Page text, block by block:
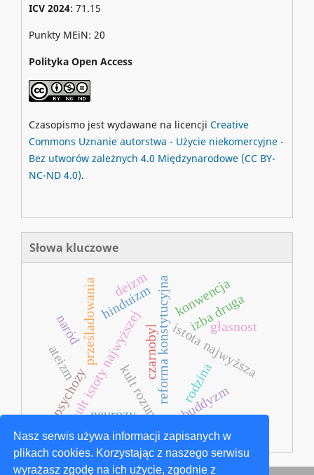
Nasz serwis używa informacji zapisanych w
plikach cookies. Korzystając z naszego serwisu
wyrażasz zgodę na ich użycie, zgodnie z
ICV 2024: 71.15
Punkty MEiN: 20
Polityka Open Access
Czasopismo jest wydawane na licencji Creative
Commons Uznanie autorstwa - Użycie niekomercyjne -
Bez utworów zależnych 4.0 Międzynarodowe (CC BY-
NC-ND 4.0).
Słowa kluczowe
rodzina
reforma konstytucyjnaistota najwyższa
kult istoty najwyższej
kult rozumu
izba druga
prześladowaniahinduizm
buddyzm
czarnobyl
konwencja
deizm
głasnost
neurozy
psychozy
ateizm
naród